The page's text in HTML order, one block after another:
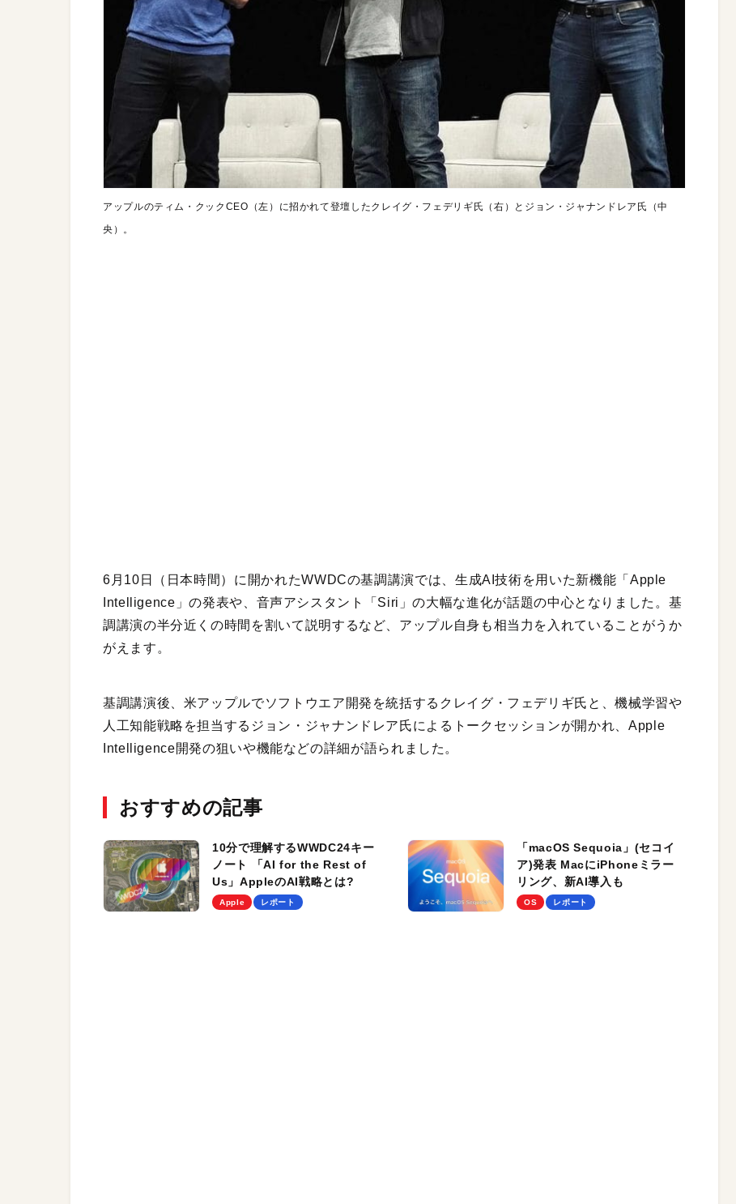
アップルのティム・クックCEO（左）に招かれて登壇したクレイグ・フェデリギ氏（右）とジョン・ジャナンドレア氏（中
央）。
6月10日（日本時間）に開かれたWWDCの基調講演では、生成AI技術を用いた新機能「Apple
Intelligence」の発表や、音声アシスタント「Siri」の大幅な進化が話題の中心となりました。基
調講演の半分近くの時間を割いて説明するなど、アップル自身も相当力を入れていることがうか
がえます。
基調講演後、米アップルでソフトウエア開発を統括するクレイグ・フェデリギ氏と、機械学習や
人工知能戦略を担当するジョン・ジャナンドレア氏によるトークセッションが開かれ、Apple
Intelligence開発の狙いや機能などの詳細が語られました。
おすすめの記事
10分で理解するWWDC24キー
ノート 「AI for the Rest of
Us」AppleのAI戦略とは?
Apple レポート
「macOS Sequoia」(セコイ
ア)発表 MacにiPhoneミラー
リング、新AI導入も
OS レポート